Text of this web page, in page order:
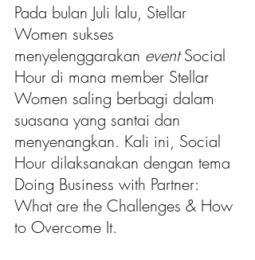
Pada bulan Juli lalu, Stellar
Women sukses
menyelenggarakan event Social
Hour di mana member Stellar
Women saling berbagi dalam
suasana yang santai dan
menyenangkan. Kali ini, Social
Hour dilaksanakan dengan tema
Doing Business with Partner:
What are the Challenges & How
to Overcome It.